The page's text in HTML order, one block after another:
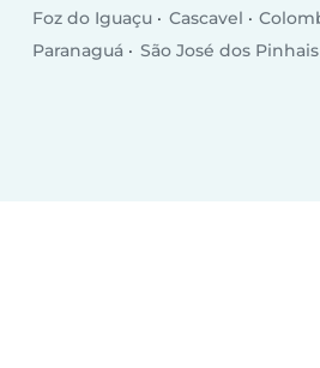
Foz do Iguaçu
Cascavel
Paranaguá
São José dos Pinhais